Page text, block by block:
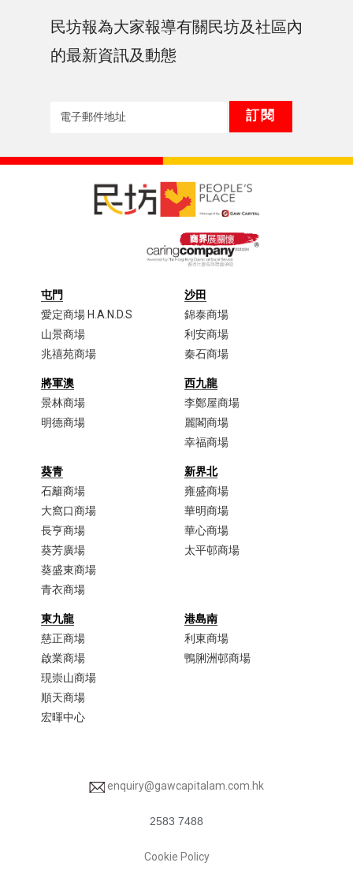
民坊報為大家報導有關民坊及社區內
的最新資訊及動態
屯門
愛定商場 H.A.N.D.S
山景商場
兆禧苑商場
沙田
錦泰商場
利安商場
秦石商場
將軍澳
景林商場
明德商場
西九龍
李鄭屋商場​
麗閣商場
幸福商場
葵青
石籬商場
大窩口商場​
長亨商場
葵芳廣場
葵盛東商場
青衣商場​
新界北
雍盛商場
華明商場
華心商場
太平邨商場
東九龍
慈正商場​
啟業商場​
現崇山商場​
順天商場​
宏暉中心
港島南
利東商場
鴨脷洲邨商場
enquiry@gawcapitalam.com.hk
2583 7488
Cookie Policy